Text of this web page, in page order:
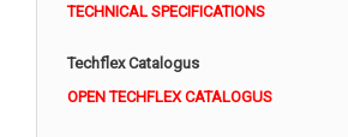
TECHNICAL SPECIFICATIONS
Techflex Catalogus
OPEN TECHFLEX CATALOGUS